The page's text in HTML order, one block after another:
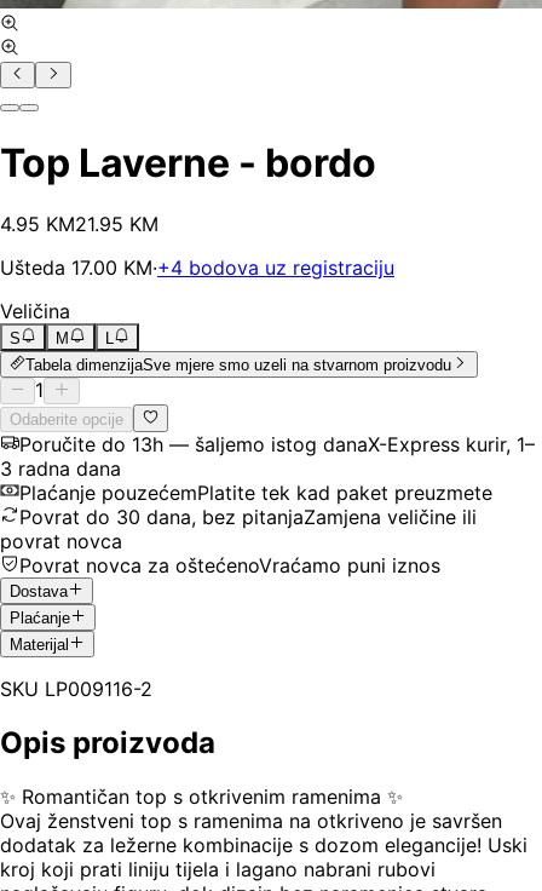
Top Laverne - bordo
4.95 KM21.95 KM
Ušteda 17.00 KM·+4 bodova uz registraciju
Veličina
S M
L
Tabela dimenzijaSve mjere smo uzeli na stvarnom proizvodu
1
Odaberite opcije
Poručite do 13h — šaljemo istog danaX-Express kurir, 1–
3 radna dana
Plaćanje pouzećemPlatite tek kad paket preuzmete
Povrat do 30 dana, bez pitanjaZamjena veličine ili
povrat novca
Povrat novca za oštećenoVraćamo puni iznos
Dostava
Plaćanje
Materijal
SKU LP009116-2
Opis proizvoda
✨ Romantičan top s otkrivenim ramenima ✨
Ovaj ženstveni top s ramenima na otkriveno je savršen
dodatak za ležerne kombinacije s dozom elegancije! Uski
kroj koji prati liniju tijela i lagano nabrani rubovi